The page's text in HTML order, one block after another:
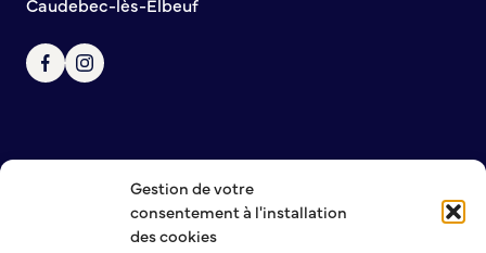
Gestion de votre
consentement à l'installation
des cookies
NOUS CONTACTER
MENTIONS LÉGALES
POLITIQUE DE CONFIDENTIALITÉ